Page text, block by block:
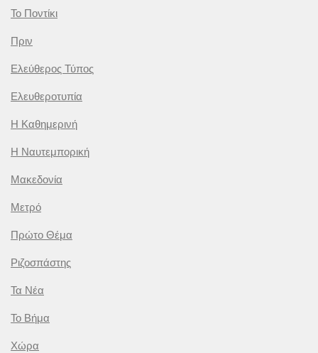
Το Ποντίκι
Πριν
Ελεύθερος Τύπος
Ελευθεροτυπία
Η Καθημερινή
Η Ναυτεμπορική
Μακεδονία
Μετρό
Πρώτο Θέμα
Ριζοσπάστης
Τα Νέα
Το Βήμα
Χώρα